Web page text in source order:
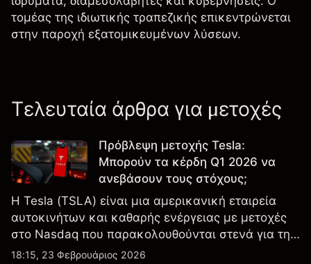
τομέας της ιδιωτικής τραπεζικής επικεντρώνεται
στην παροχή εξατομικευμένων λύσεων.
Τελευταία άρθρα για μετοχές
Πρόβλεψη μετοχής Tesla:
Μπορούν τα κέρδη Q1 2026 να
ανεβάσουν τους στόχους;
Η Tesla (TSLA) είναι μια αμερικανική εταιρεία
αυτοκινήτων και καθαρής ενέργειας με μετοχές
στο Nasdaq που παρακολουθούνται στενά για την
απόδοση κερδών, τα δεδομένα παραδόσεων και
18:15, 23 Φεβρουάριος 2026